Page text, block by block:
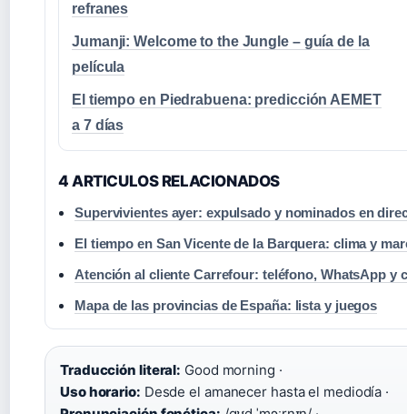
refranes
Jumanji: Welcome to the Jungle – guía de la
película
El tiempo en Piedrabuena: predicción AEMET
a 7 días
4 ARTICULOS RELACIONADOS
Supervivientes ayer: expulsado y nominados en
El tiempo en San Vicente de la Barquera: clima y
Atención al cliente Carrefour: teléfono, WhatsApp y
Mapa de las provincias de España: lista y juegos
Traducción literal: Good morning ·
Uso horario: Desde el amanecer hasta el mediodía ·